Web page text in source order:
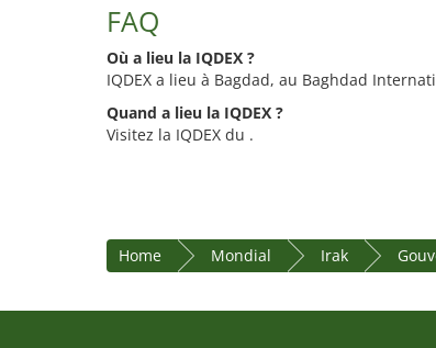
FAQ
Où a lieu la IQDEX ?
IQDEX a lieu à Bagdad, au Baghdad
Quand a lieu la IQDEX ?
Visitez la IQDEX du .
Home Mondial Irak